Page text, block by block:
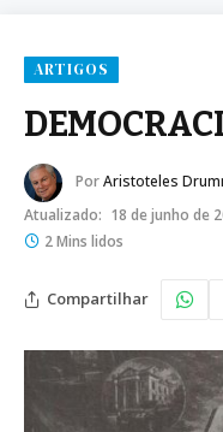
ARTIGOS
PorAristoteles
Atualizado: 18 de junho de
2 Mins lidos
Compartilhar